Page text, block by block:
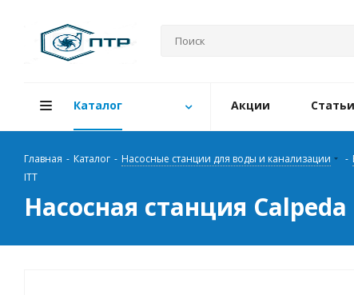
Каталог Акции Статьи
Главная - Каталог - Насосные станции для воды и канализации -
ITT
Насосная станция Calpeda